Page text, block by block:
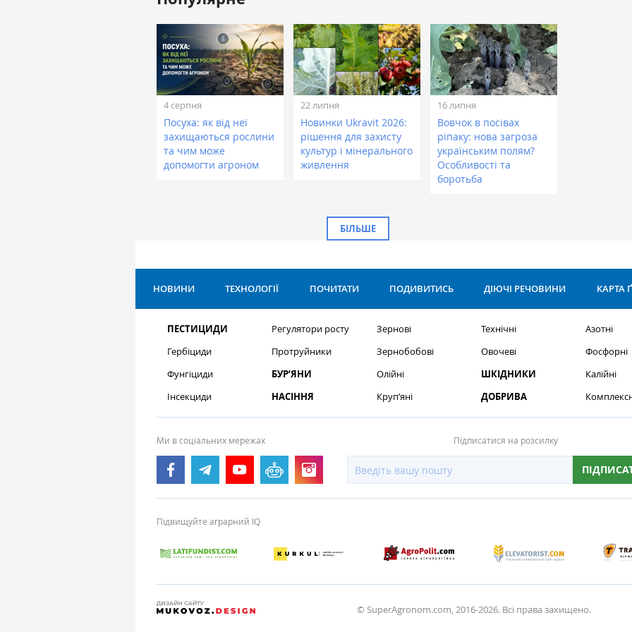
4 серпня
Посуха: як від неї
захищаються рослини
та чим може
допомогти агроном
22 липня
Новинки Ukravit 2026:
рішення для захисту
культур і мінерального
живлення
16 липня
Вовчок в посівах
ріпаку: нова загроза
українським полям?
Особливості та
боротьба
БІЛЬШЕ
НОВИНИ ТЕХНОЛОГІЇ ПОЧИТАТИ ПОДИВИТИСЬ ДІЮЧІ РЕЧОВИНИ КАРТА
ПЕСТИЦИДИ
Гербіциди
Фунгіциди
Інсекциди
Регулятори росту
Протруйники
БУР’ЯНИ
НАСІННЯ
Зернові
Зернобобові
Олійні
Круп’яні
Технічні
Овочеві
ШКІДНИКИ
ДОБРИВА
Азотні
Фосфорні
Калійні
Ми в соціальних мережах Підписатися на розсилку
Підвищуйте аграрний IQ
© SuperAgronom.com, 2016-2026. Всі права захищено.